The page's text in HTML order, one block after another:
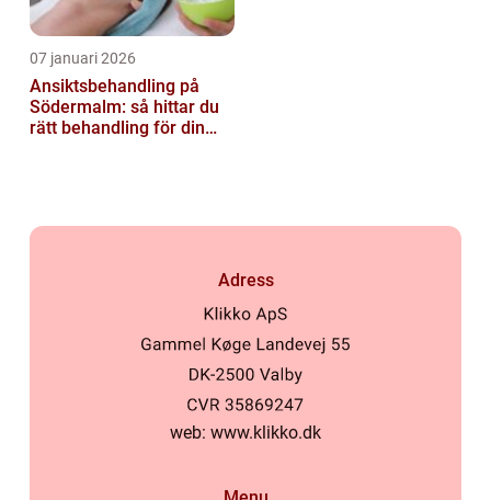
07 januari 2026
Ansiktsbehandling på
Södermalm: så hittar du
rätt behandling för din
Adress
web: www.klikko.dk